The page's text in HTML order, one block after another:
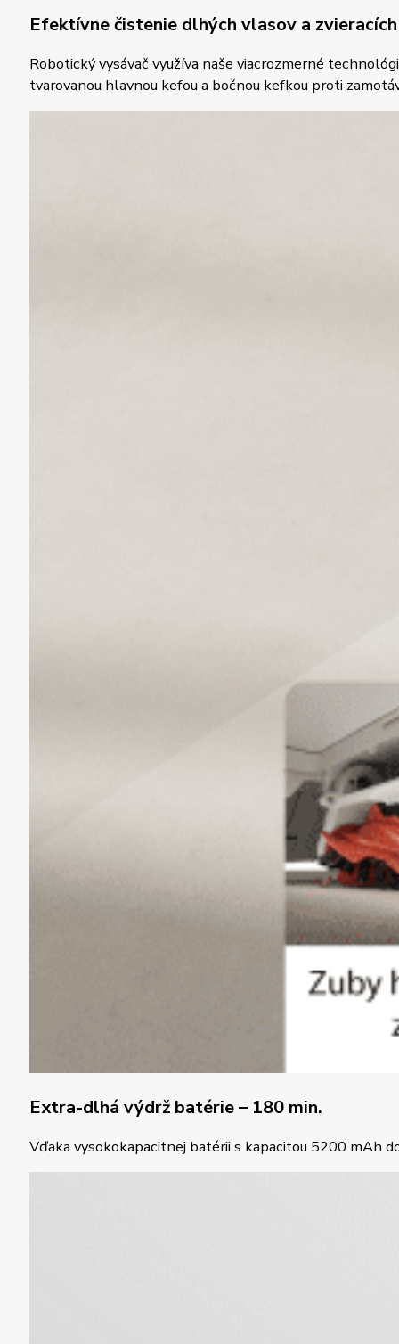
Efektívne čistenie dlhých vlasov a
Robotický vysávač využíva naše viacrozmerné
tvarovanou hlavnou kefou a bočnou kefkou proti
Extra-dlhá výdrž batérie – 180 min.
Vďaka vysokokapacitnej batérii s kapacitou 5200 mAh